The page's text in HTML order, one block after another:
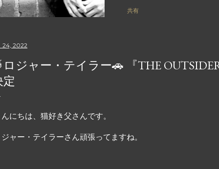
根付いた、クイーンの歴
を呼び起こす魔法の瞬間
ンの素晴らしさを初めて
ンク、ポップスを融合さ
共有
24, 2022
ロジャー・テイラー🚗 『THE
定
にちは、猫好き父さんです。
ャー・テイラーさん頑張ってますね。